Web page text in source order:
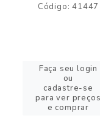
Código: 41447
Faça seu login
ou
cadastre-se
para ver preços
e comprar